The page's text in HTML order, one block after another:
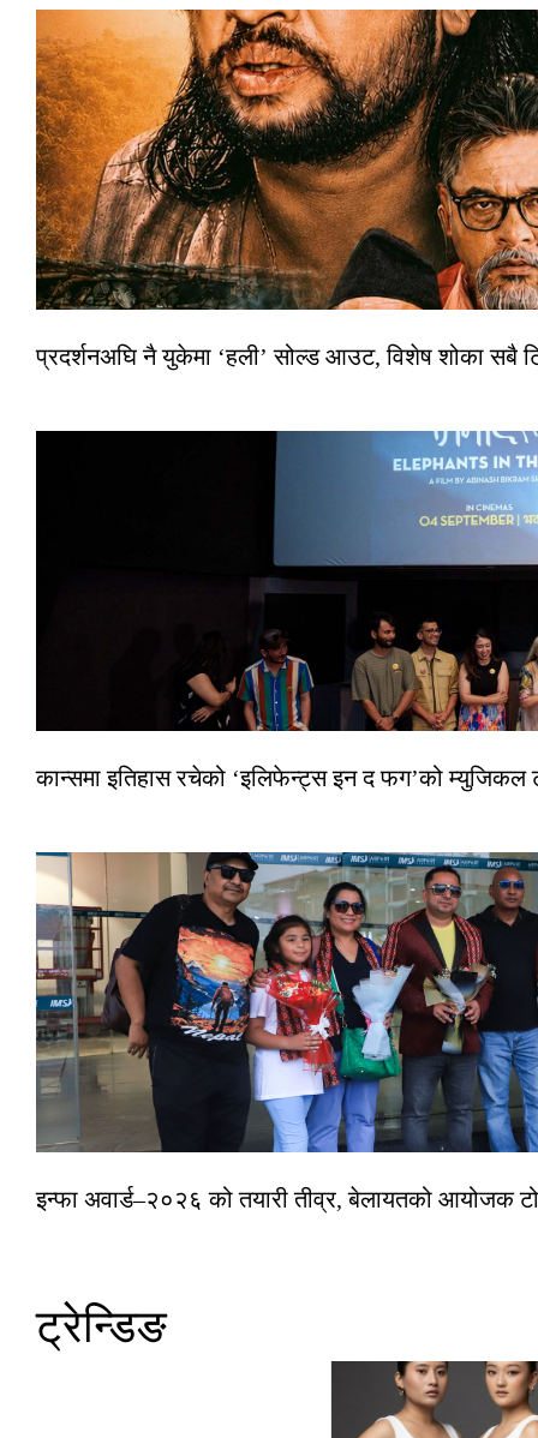
प्रदर्शनअघि नै युकेमा ‘हली’ सोल्ड आउट, विशेष शोका सबै
कान्समा इतिहास रचेको ‘इलिफेन्ट्स इन द फग’को म्युजिकल
इन्फा अवार्ड–२०२६ को तयारी तीव्र, बेलायतको आयोजक
ट्रेन्डिङ